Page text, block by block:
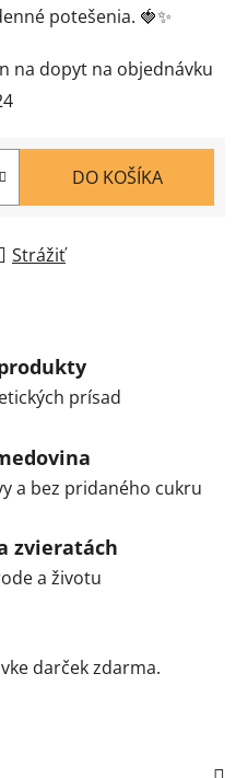
potešenia. 🍓✨
na dopyt na objednávku
DO KOŠÍKA
Strážiť
prísad
a bez pridaného cukru
zvieratách
a životu
darček zdarma.